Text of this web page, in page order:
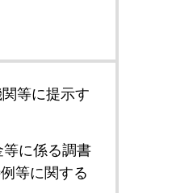
等に提示す
等に係る調書
等に関する